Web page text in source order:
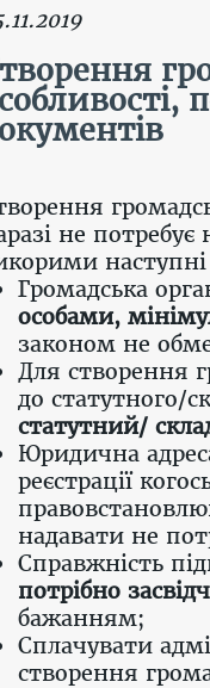
не
наступні
Громадська
особами,
законом не
Для створення
до статутного/
статутний/
Юридична
реєстрації
надавати не
Справжність
потрібно
бажанням;
Сплачувати
створення